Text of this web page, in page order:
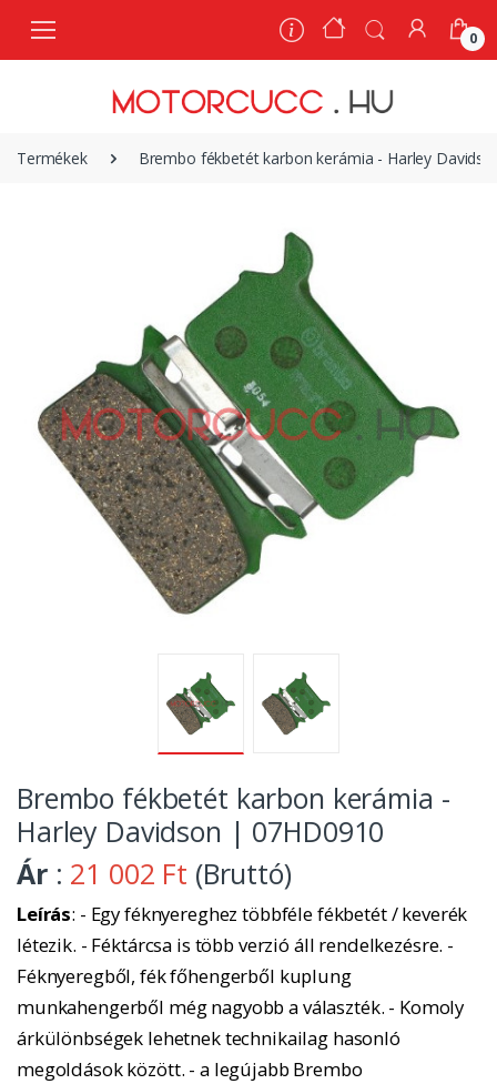
0
Termékek Brembo fékbetét karbon kerámia - Harley
Brembo fékbetét karbon kerámia -
Harley Davidson | 07HD0910
Ár : 21 002 Ft (Bruttó)
Leírás: - Egy féknyereghez többféle fékbetét / keverék
létezik. - Féktárcsa is több verzió áll rendelkezésre. -
Féknyeregből, fék főhengerből kuplung
munkahengerből még nagyobb a választék. - Komoly
árkülönbségek lehetnek technikailag hasonló
megoldások között. - a legújabb Brembo
0